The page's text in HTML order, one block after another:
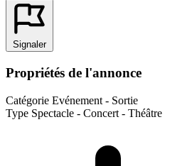
Signaler
Propriétés de l'annonce
Catégorie Evénement - Sortie
Type Spectacle - Concert - Théâtre